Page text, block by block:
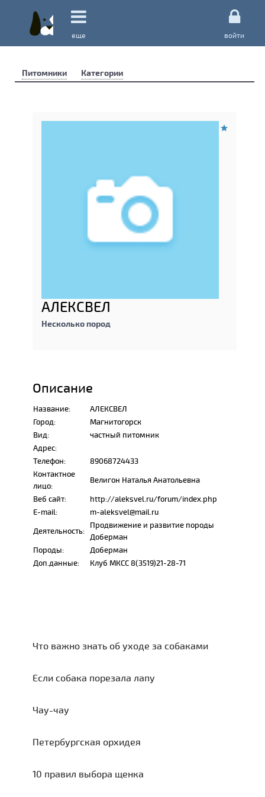
еще войти
Питомники Категории
АЛЕКСВЕЛ
Несколько пород
Описание
Название:
АЛЕКСВЕЛ
Город:
Магнитогорск
Вид:
частный питомник
Адрес:
Телефон:
89068724433
Контактное
лицо:
Велигон Наталья Анатольевна
Веб сайт:
http://aleksvel.ru/forum/index.php
E-mail:
m-aleksvel@mail.ru
Деятельность:
Продвижение и развитие породы
Доберман
Породы:
Доберман
Доп.данные:
Клуб МКСС 8(3519)21-28-71
Что важно знать об уходе за собаками
Если собака порезала лапу
Чау-чау
Петербургская орхидея
10 правил выбора щенка